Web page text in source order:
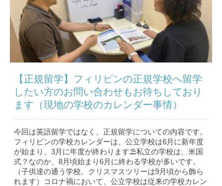
【正規留学】フィリピンの正規学校へ留学
したい方のお問い合わせもお待ちしており
ます（現地の学校のカレンダー事情）
今回は英語留学ではなく、正規留学についての内容です。
フィリピンの学校カレンダーは、公立学校は6月に新年度
が始まり、3月に年度が終わります⛱私立の学校は、米国
式？なのか、8月頃始まり6月に終わる学校が多いです。
（子供達の通う学校。クリスマスツリーは9月頃から飾ら
れます）コロナ禍において、公立学校は従来の学校カレン